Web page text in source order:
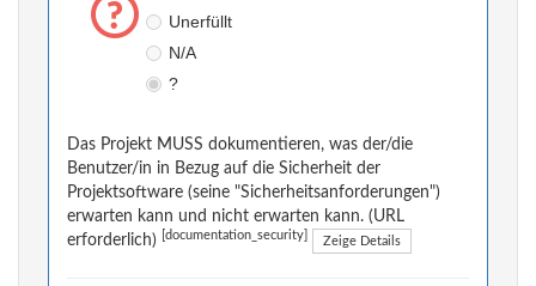
Unerfüllt
N/A
?
Das Projekt MUSS dokumentieren, was der/die
Benutzer/in in Bezug auf die Sicherheit der
Projektsoftware (seine "Sicherheitsanforderungen")
erwarten kann und nicht erwarten kann. (URL
erforderlich)
[documentation_security] Zeige Details